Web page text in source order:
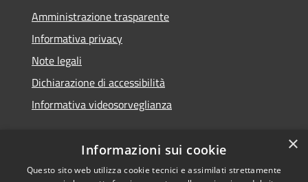
Amministrazione trasparente
Informativa privacy
Note legali
Dichiarazione di accessibilità
Informativa videosorveglianza
×
Informazioni sui cookie
Questo sito web utilizza cookie tecnici e assimilati strettamente